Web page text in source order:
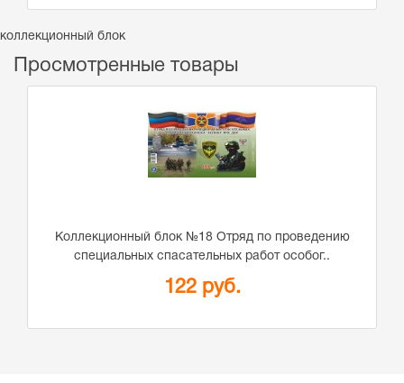
коллекционный блок
Просмотренные товары
Коллекционный блок №18 Отряд по проведению
специальных спасательных работ особог..
122 руб.